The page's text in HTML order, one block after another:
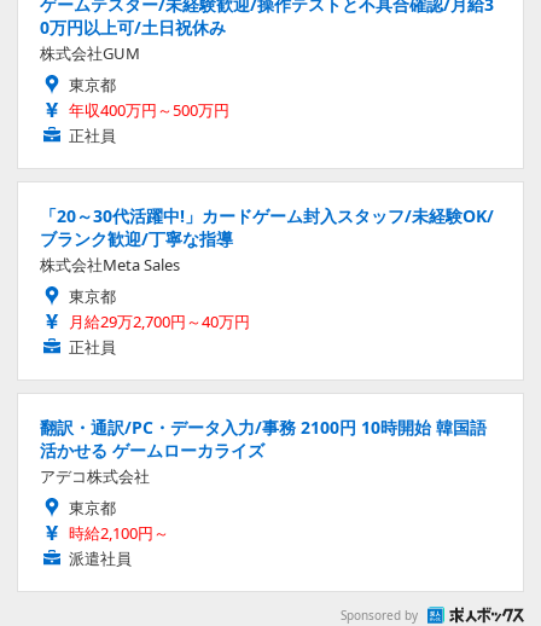
0万円以上可/土日祝休み
株式会社GUM
東京都
年収400万円～500万円
正社員
「20～30代活躍中!」カードゲーム封入スタッフ/未経験OK/
ブランク歓迎/丁寧な指導
株式会社Meta Sales
東京都
月給29万2,700円～40万円
正社員
翻訳・通訳/PC・データ入力/事務 2100円 10時開始 韓国語
活かせる ゲームローカライズ
アデコ株式会社
東京都
時給2,100円～
派遣社員
Sponsored by